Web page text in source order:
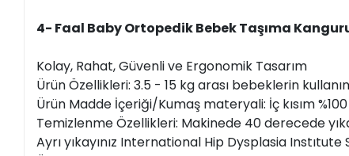
4- Faal Baby Ortopedik Bebek Taşıma
Kolay, Rahat, Güvenli ve Ergonomik Tasarım
Ürün Özellikleri: 3.5 - 15 kg arası bebeklerin
Ürün Madde İçeriği/Kumaş materyali: İç kısım
Temizlenme Özellikleri: Makinede 40 derecede
Ayrı yıkayınız International Hip Dysplasia